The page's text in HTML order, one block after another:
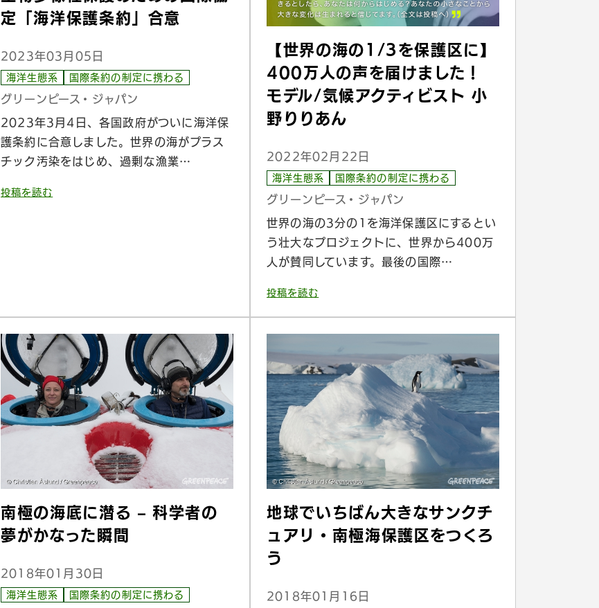
定「海洋保護条約」合意
2023年03月05日
海洋生態系 国際条約の制定に携わる
グリーンピース・ジャパン
2023年3月4日、各国政府がついに海洋保
護条約に合意しました。世界の海がプラス
チック汚染をはじめ、過剰な漁業…
投稿を読む
【世界の海の1/3を保護区に】
400万人の声を届けました！
モデル/気候アクティビスト 小
野りりあん
2022年02月22日
海洋生態系 国際条約の制定に携わる
グリーンピース・ジャパン
世界の海の3分の1を海洋保護区にするとい
う壮大なプロジェクトに、世界から400万
人が賛同しています。最後の国際…
投稿を読む
南極の海底に潜る – 科学者の
夢がかなった瞬間
2018年01月30日
海洋生態系 国際条約の制定に携わる
地球でいちばん大きなサンクチ
ュアリ・南極海保護区をつくろ
う
2018年01月16日